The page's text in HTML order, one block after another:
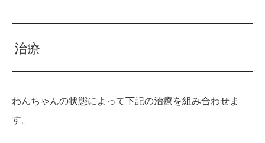
治療
わんちゃんの状態によって下記の治療を組み合わせま
す。